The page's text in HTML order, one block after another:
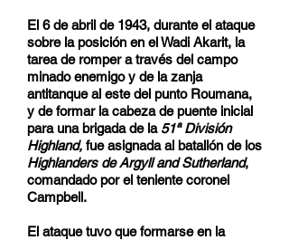
El 6 de abril de 1943, durante el ataque
sobre la posición en el Wadi Akarit, la
tarea de romper a través del campo
minado enemigo y de la zanja
antitanque al este del punto Roumana,
y de formar la cabeza de puente inicial
para una brigada de la 51ª División
Highland, fue asignada al batallón de los
Highlanders de Argyll and Sutherland,
comandado por el teniente coronel
Campbell.
El ataque tuvo que formarse en la